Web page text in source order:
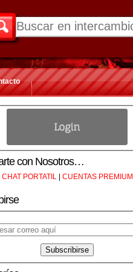
con Nosotros…
CHAT PORTATIL | CUENTAS PREMIUM